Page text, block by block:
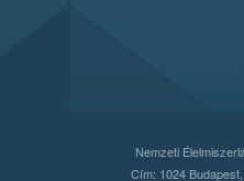
Nemzeti
Cím: 1024